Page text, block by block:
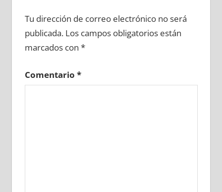
Tu dirección de correo electrónico no será
publicada. Los campos obligatorios están
marcados con *
Comentario *